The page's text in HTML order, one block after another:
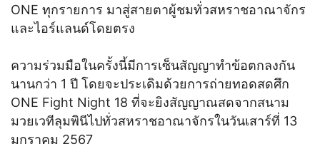
ONE ทุกรายการ มาสู่สายตาผู้ชมทั่วสหราชอาณาจักร
และไอร์แลนด์โดยตรง
ความร่วมมือในครั้งนี้มีการเซ็นสัญญาทำข้อตกลงกัน
นานกว่า 1 ปี โดยจะประเดิมด้วยการถ่ายทอดสดศึก
ONE Fight Night 18 ที่จะยิงสัญญาณสดจากสนาม
มวยเวทีลุมพินีไปทั่วสหราชอาณาจักรในวันเสาร์ที่ 13
มกราคม 2567